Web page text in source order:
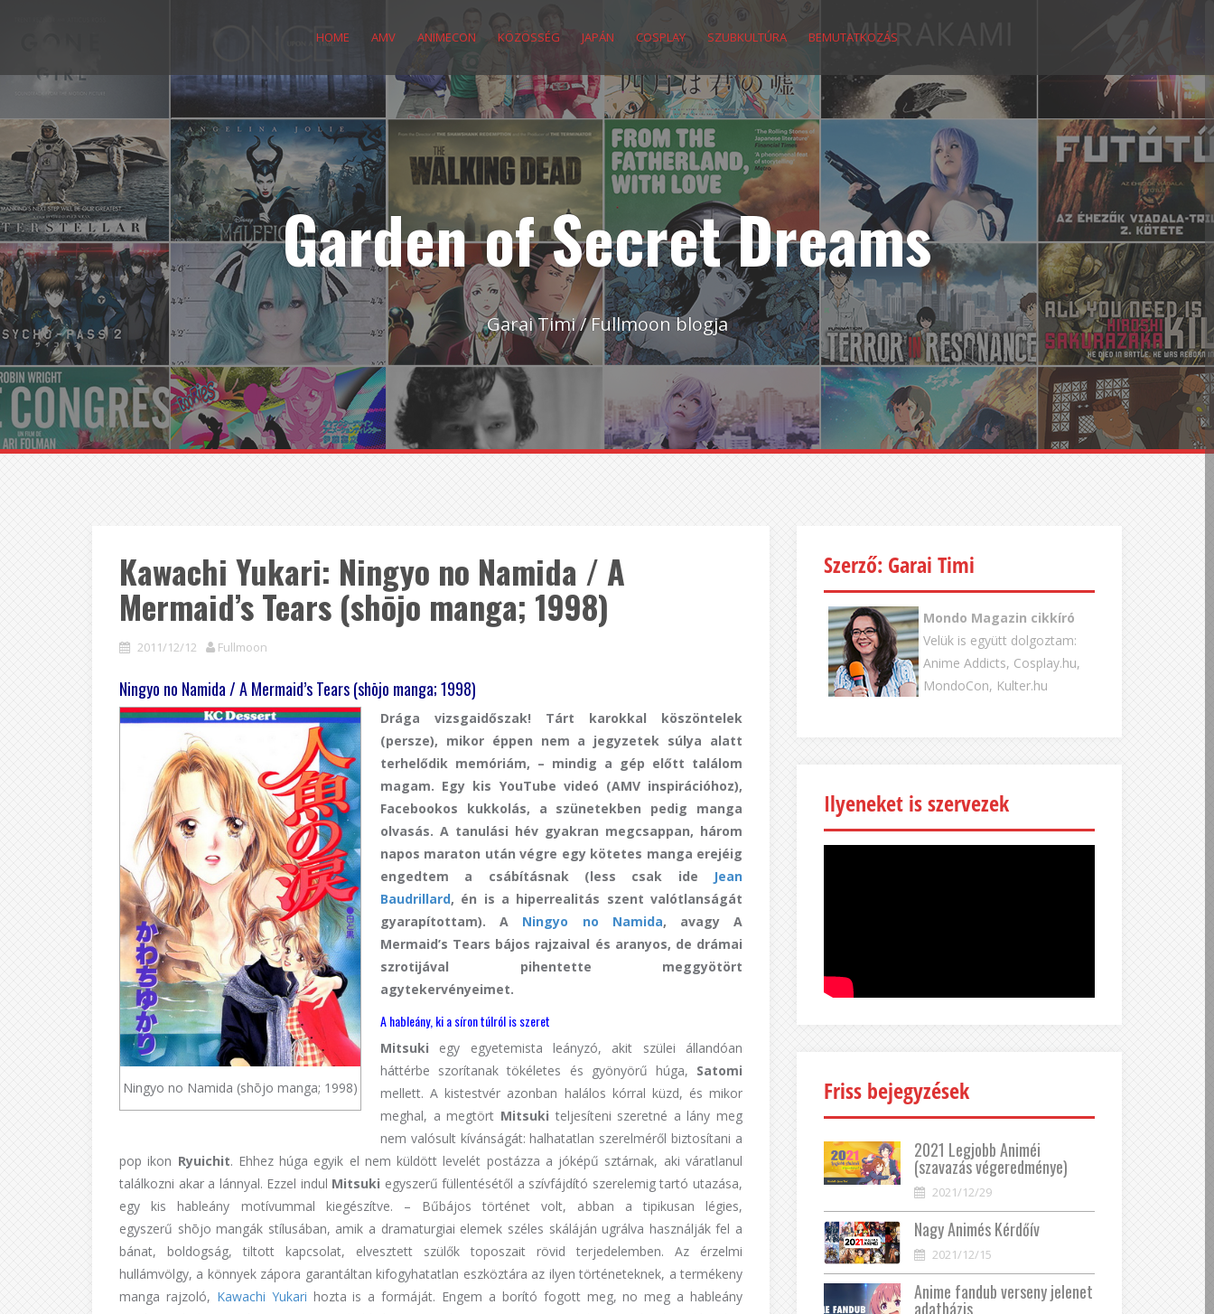
HOME AMV ANIMECON KÖZÖSSÉG JAPÁN COSPLAY SZUBKULTÚRA BEMUTATKOZÁS
Garden of Secret Dreams
Garai Timi / Fullmoon blogja
Kawachi Yukari: Ningyo no Namida / A
Mermaid’s Tears (shōjo manga; 1998)
2011/12/12 Fullmoon
Ningyo no Namida / A Mermaid’s Tears (shōjo manga; 1998)
Ningyo no Namida (shōjo manga; 1998)
Drága vizsgaidőszak! Tárt karokkal köszöntelek
(persze), mikor éppen nem a jegyzetek súlya alatt
terhelődik memóriám, – mindig a gép előtt találom
magam. Egy kis YouTube videó (AMV inspirációhoz),
Facebookos kukkolás, a szünetekben pedig manga
olvasás. A tanulási hév gyakran megcsappan, három
napos maraton után végre egy kötetes manga erejéig
engedtem a csábításnak (less csak ide
Jean
Baudrillard, én is a hiperrealitás szent valótlanságát
gyarapítottam). A Ningyo no Namida, avagy A
Mermaid’s Tears bájos rajzaival és aranyos, de drámai
szrotijával pihentette meggyötört
agytekervényeimet.
A hableány, ki a síron túlról is szeret
Mitsuki egy egyetemista leányzó, akit szülei állandóan
háttérbe szorítanak tökéletes és gyönyörű húga, Satomi
mellett. A kistestvér azonban halálos kórral küzd, és mikor
meghal, a megtört Mitsuki teljesíteni szeretné a lány meg
nem valósult kívánságát: halhatatlan szerelméről biztosítani a
pop ikon Ryuichit. Ehhez húga egyik el nem küldött levelét postázza a jóképű sztárnak, aki váratlanul
találkozni akar a lánnyal. Ezzel indul Mitsuki egyszerű füllentésétől a szívfájdító szerelemig tartó utazása,
egy kis hableány motívummal kiegészítve. – Bűbájos történet volt, abban a tipikusan légies,
egyszerű shōjo mangák stílusában, amik a dramaturgiai elemek széles skáláján ugrálva használják fel a
bánat, boldogság, tiltott kapcsolat, elvesztett szülők toposzait rövid terjedelemben. Az érzelmi
hullámvölgy, a könnyek zápora garantáltan kifogyhatatlan eszköztára az ilyen történeteknek, a termékeny
manga rajzoló, Kawachi Yukari hozta is a formáját. Engem a borító fogott meg, no meg a hableány
Szerző: Garai Timi
Mondo Magazin cikkíró
Velük is együtt dolgoztam:
Anime Addicts, Cosplay.hu,
MondoCon, Kulter.hu
Ilyeneket is szervezek
Friss bejegyzések
2021 Legjobb Animéi
(szavazás végeredménye)
2021/12/29
Nagy Animés Kérdőív
2021/12/15
Anime fandub verseny jelenet
adatbázis